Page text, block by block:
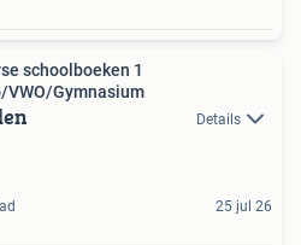
schoolboeken 1
VWO/Gymnasium
Details
25 jul 26